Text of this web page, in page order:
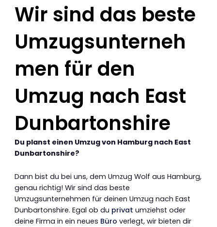
Wir sind das beste
Umzugsunterneh
men für den
Umzug nach East
Dunbartonshire
Du planst einen Umzug von Hamburg nach East
Dunbartonshire?
Dann bist du bei uns, dem Umzug Wolf aus Hamburg,
genau richtig! Wir sind das beste
Umzugsunternehmen für deinen Umzug nach East
Dunbartonshire. Egal ob du privat umziehst oder
deine Firma in ein neues Büro verlegt, wir bieten dir